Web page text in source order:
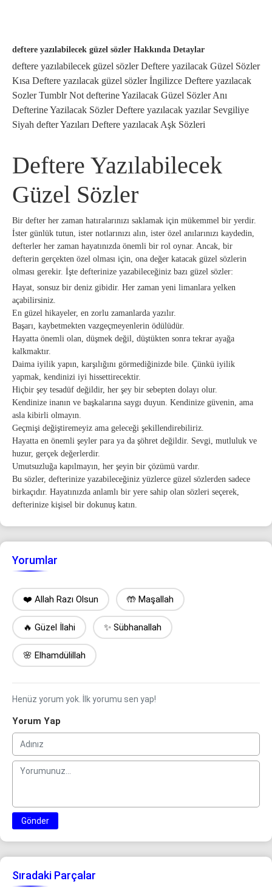
deftere yazılabilecek güzel sözler Hakkında Detaylar
deftere yazılabilecek güzel sözler Deftere yazilacak Güzel Sözler
Kısa Deftere yazılacak güzel sözler İngilizce Deftere yazılacak
Sozler Tumblr Not defterine Yazilacak Güzel Sözler Anı
Defterine Yazilacak Sözler Deftere yazılacak yazılar Sevgiliye
Siyah defter Yazıları Deftere yazılacak Aşk Sözleri
Deftere Yazılabilecek
Güzel Sözler
Bir defter her zaman hatıralarınızı saklamak için mükemmel bir yerdir.
İster günlük tutun, ister notlarınızı alın, ister özel anılarınızı kaydedin,
defterler her zaman hayatınızda önemli bir rol oynar. Ancak, bir
defterin gerçekten özel olması için, ona değer katacak güzel sözlerin
olması gerekir. İşte defterinize yazabileceğiniz bazı güzel sözler:
Hayat, sonsuz bir deniz gibidir. Her zaman yeni limanlara yelken
açabilirsiniz.
En güzel hikayeler, en zorlu zamanlarda yazılır.
Başarı, kaybetmekten vazgeçmeyenlerin ödülüdür.
Hayatta önemli olan, düşmek değil, düştükten sonra tekrar ayağa
kalkmaktır.
Daima iyilik yapın, karşılığını görmediğinizde bile. Çünkü iyilik
yapmak, kendinizi iyi hissettirecektir.
Hiçbir şey tesadüf değildir, her şey bir sebepten dolayı olur.
Kendinize inanın ve başkalarına saygı duyun. Kendinize güvenin, ama
asla kibirli olmayın.
Geçmişi değiştiremeyiz ama geleceği şekillendirebiliriz.
Hayatta en önemli şeyler para ya da şöhret değildir. Sevgi, mutluluk ve
huzur, gerçek değerlerdir.
Umutsuzluğa kapılmayın, her şeyin bir çözümü vardır.
Bu sözler, defterinize yazabileceğiniz yüzlerce güzel sözlerden sadece
birkaçıdır. Hayatınızda anlamlı bir yere sahip olan sözleri seçerek,
defterinize kişisel bir dokunuş katın.
Yorumlar
❤️ Allah Razı Olsun 🤲 Maşallah
🔥 Güzel İlahi ✨ Sübhanallah
🌸 Elhamdülillah
Henüz yorum yok. İlk yorumu sen yap!
Yorum Yap
Gönder
Sıradaki Parçalar